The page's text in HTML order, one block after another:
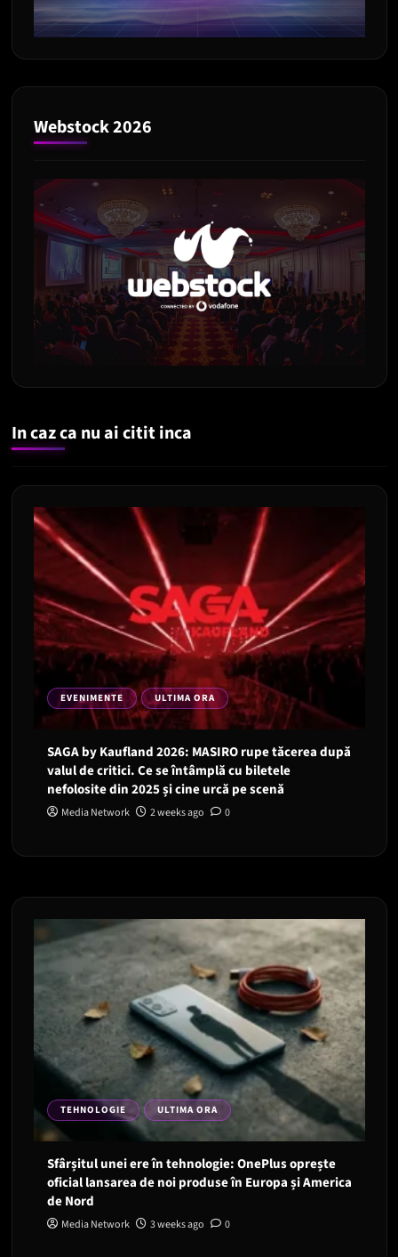
Webstock 2026
In caz ca nu ai citit inca
EVENIMENTE ULTIMA ORA
SAGA by Kaufland 2026: MASIRO rupe tăcerea după
valul de critici. Ce se întâmplă cu biletele
nefolosite din 2025 și cine urcă pe scenă
Media Network 2 weeks ago 0
TEHNOLOGIE ULTIMA ORA
Sfârșitul unei ere în tehnologie: OnePlus oprește
oficial lansarea de noi produse în Europa și America
de Nord
Media Network 3 weeks ago 0